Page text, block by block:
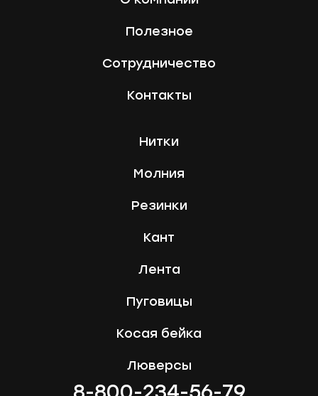
Полезное
Сотрудничество
Контакты
Нитки
Молния
Резинки
Кант
Лента
Пуговицы
Косая бейка
Люверсы